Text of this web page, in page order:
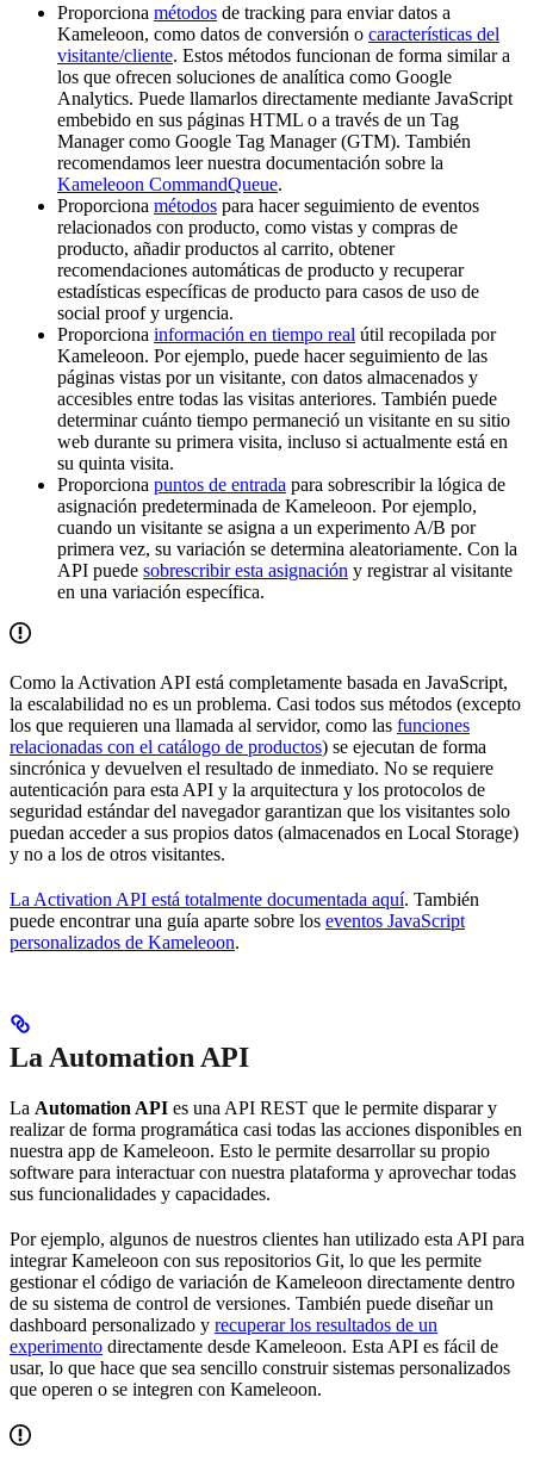
Proporciona métodos de tracking para enviar datos a
Kameleoon, como datos de conversión o características del
visitante/cliente. Estos métodos funcionan de forma similar a
los que ofrecen soluciones de analítica como Google
Analytics. Puede llamarlos directamente mediante JavaScript
embebido en sus páginas HTML o a través de un Tag
Manager como Google Tag Manager (GTM). También
recomendamos leer nuestra documentación sobre la
Kameleoon CommandQueue.
Proporciona métodos para hacer seguimiento de eventos
relacionados con producto, como vistas y compras de
producto, añadir productos al carrito, obtener
recomendaciones automáticas de producto y recuperar
estadísticas específicas de producto para casos de uso de
social proof y urgencia.
Proporciona información en tiempo real útil recopilada por
Kameleoon. Por ejemplo, puede hacer seguimiento de las
páginas vistas por un visitante, con datos almacenados y
accesibles entre todas las visitas anteriores. También puede
determinar cuánto tiempo permaneció un visitante en su sitio
web durante su primera visita, incluso si actualmente está en
su quinta visita.
Proporciona puntos de entrada para sobrescribir la lógica de
asignación predeterminada de Kameleoon. Por ejemplo,
cuando un visitante se asigna a un experimento A/B por
primera vez, su variación se determina aleatoriamente. Con la
API puede sobrescribir esta asignación y registrar al visitante
en una variación específica.
Como la Activation API está completamente basada en JavaScript,
la escalabilidad no es un problema. Casi todos sus métodos (excepto
los que requieren una llamada al servidor, como las funciones
relacionadas con el catálogo de productos) se ejecutan de forma
sincrónica y devuelven el resultado de inmediato. No se requiere
autenticación para esta API y la arquitectura y los protocolos de
seguridad estándar del navegador garantizan que los visitantes solo
puedan acceder a sus propios datos (almacenados en Local Storage)
y no a los de otros visitantes.
La Activation API está totalmente documentada aquí. También
puede encontrar una guía aparte sobre los eventos JavaScript
personalizados de Kameleoon.
La Automation API
La Automation API es una API REST que le permite disparar y
realizar de forma programática casi todas las acciones disponibles en
nuestra app de Kameleoon. Esto le permite desarrollar su propio
software para interactuar con nuestra plataforma y aprovechar todas
sus funcionalidades y capacidades.
Por ejemplo, algunos de nuestros clientes han utilizado esta API para
integrar Kameleoon con sus repositorios Git, lo que les permite
gestionar el código de variación de Kameleoon directamente dentro
de su sistema de control de versiones. También puede diseñar un
dashboard personalizado y recuperar los resultados de un
experimento directamente desde Kameleoon. Esta API es fácil de
usar, lo que hace que sea sencillo construir sistemas personalizados
que operen o se integren con Kameleoon.